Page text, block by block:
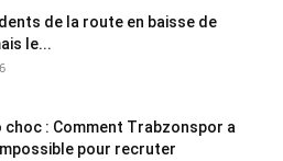
de la route en baisse de
le...
choc : Comment Trabzonspor a
pour recruter